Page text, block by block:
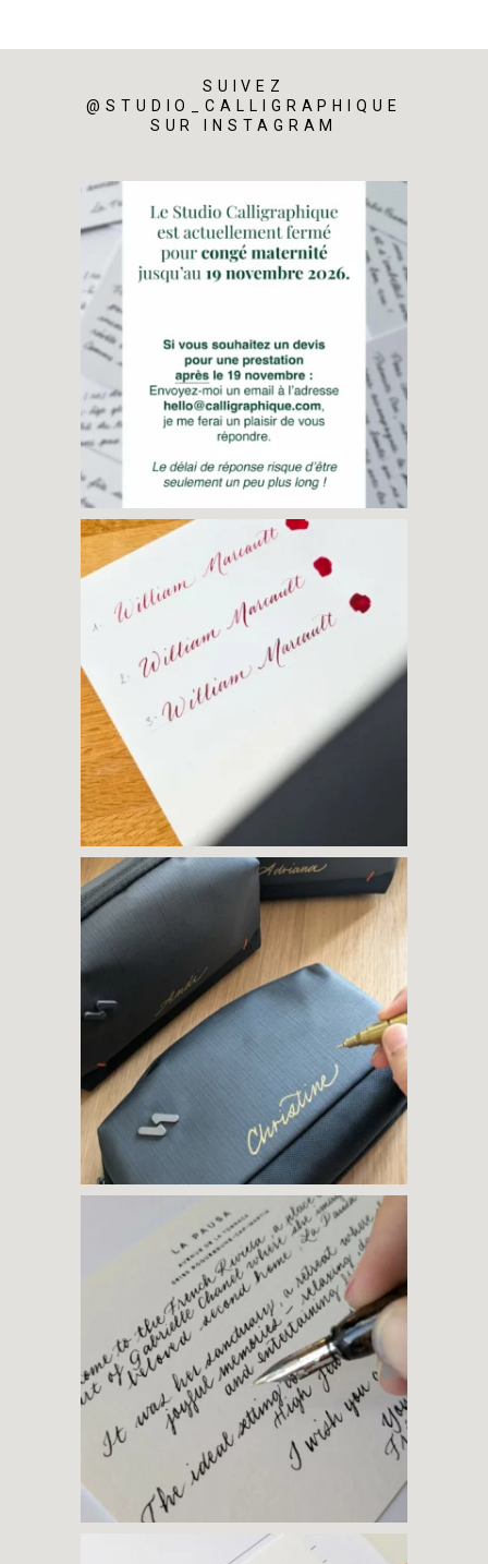
SUIVEZ
@STUDIO_CALLIGRAPHIQUE
SUR INSTAGRAM